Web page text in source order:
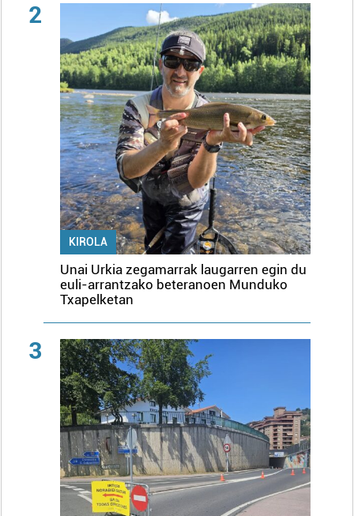
2
KIROLA
Unai Urkia zegamarrak laugarren egin du
euli-arrantzako beteranoen Munduko
Txapelketan
3